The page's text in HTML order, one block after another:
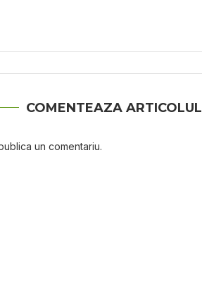
COMENTEAZA ARTICOLUL
un comentariu.